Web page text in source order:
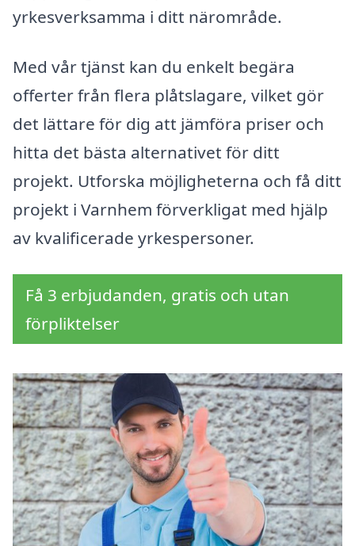
yrkesverksamma i ditt närområde.
Med vår tjänst kan du enkelt begära
offerter från flera plåtslagare, vilket gör
det lättare för dig att jämföra priser och
hitta det bästa alternativet för ditt
projekt. Utforska möjligheterna och få ditt
projekt i Varnhem förverkligat med hjälp
av kvalificerade yrkespersoner.
Få 3 erbjudanden, gratis och utan
förpliktelser